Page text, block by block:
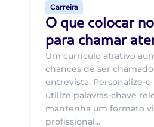
Carreira
O que colocar
para chamar
Um currículo atrativo
chances de ser
entrevista. Personalize-o
utilize palavras-chave
mantenha um formato
profissional...